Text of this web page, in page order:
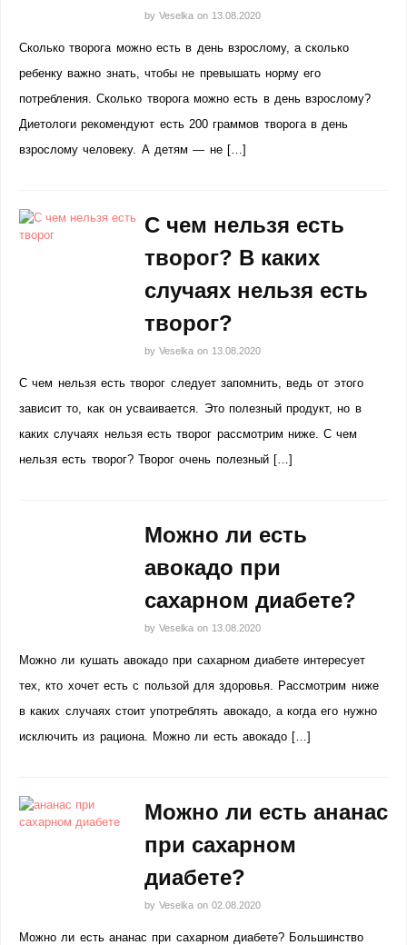
by Veselka on 13.08.2020
Сколько творога можно есть в день взрослому, а сколько
ребенку важно знать, чтобы не превышать норму его
потребления. Сколько творога можно есть в день взрослому?
Диетологи рекомендуют есть 200 граммов творога в день
взрослому человеку. А детям — не […]
С чем нельзя есть
творог? В каких
случаях нельзя есть
творог?
by Veselka on 13.08.2020
С чем нельзя есть творог следует запомнить, ведь от этого
зависит то, как он усваивается. Это полезный продукт, но в
каких случаях нельзя есть творог рассмотрим ниже. С чем
нельзя есть творог? Творог очень полезный […]
Можно ли есть
авокадо при
сахарном диабете?
by Veselka on 13.08.2020
Можно ли кушать авокадо при сахарном диабете интересует
тех, кто хочет есть с пользой для здоровья. Рассмотрим ниже
в каких случаях стоит употреблять авокадо, а когда его нужно
исключить из рациона. Можно ли есть авокадо […]
Можно ли есть ананас
при сахарном
диабете?
by Veselka on 02.08.2020
Можно ли есть ананас при сахарном диабете? Большинство